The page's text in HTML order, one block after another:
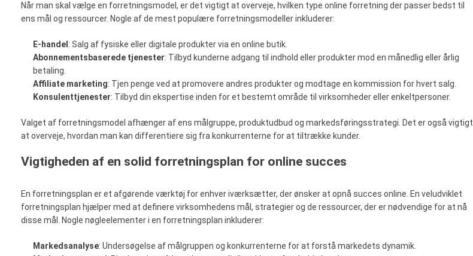
Når man skal vælge en forretningsmodel, er det vigtigt at overveje, hvilken type online forretning der passer bedst til
ens mål og ressourcer. Nogle af de mest populære forretningsmodeller inkluderer:
E-handel : Salg af fysiske eller digitale produkter via en online butik.
Abonnementsbaserede tjenester: Tilbyd kunderne adgang til indhold eller produkter mod en månedlig eller årlig
betaling.
Affiliate marketing: Tjen penge ved at promovere andres produkter og modtage en kommission for hvert salg.
Konsulenttjenester: Tilbyd din ekspertise inden for et bestemt område til virksomheder eller enkeltpersoner.
Valget af forretningsmodel afhænger af ens målgruppe, produktudbud og markedsføringsstrategi. Det er også vigtigt
at overveje, hvordan man kan differentiere sig fra konkurrenterne for at tiltrække kunder.
Vigtigheden af en solid forretningsplan for online succes
En forretningsplan er et afgørende værktøj for enhver iværksætter, der ønsker at opnå succes online. En veludviklet
forretningsplan hjælper med at definere virksomhedens mål, strategier og de ressourcer, der er nødvendige for at nå
disse mål. Nogle nøgleelementer i en forretningsplan inkluderer:
Markedsanalyse: Undersøgelse af målgruppen og konkurrenterne for at forstå markedets dynamik.